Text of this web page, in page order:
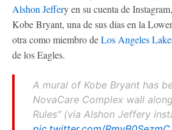
Alshon Jeffery en su cuenta de
Kobe Bryant, una de sus días en la
otra como miembro deLos Angeles
de los Eagles.
A mural of Kobe Bryant has
NovaCare Complex wall
Rules" (via Alshon Jeffery